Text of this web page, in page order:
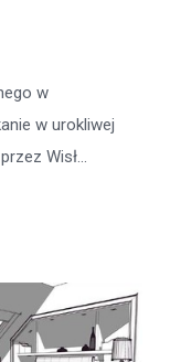
w
w urokliwej
Wisł...